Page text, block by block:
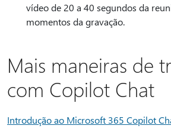
vídeo de 20 a 40 segundos da
momentos da gravação.
Mais maneiras de
com Copilot Chat
Introdução ao Microsoft 365 Copilot